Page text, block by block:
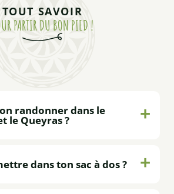
TOUT SAVOIR
PARTIR DU BON PIED !
randonner dans le
le Queyras ?
dans ton sac à dos ?